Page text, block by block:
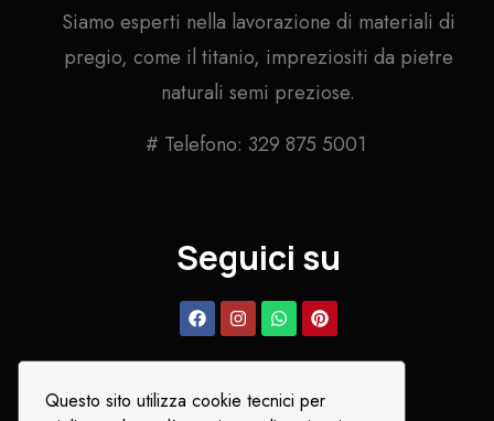
Questo sito utilizza cookie tecnici per
Siamo esperti nella lavorazione di materiali di
pregio, come il titanio, impreziositi da pietre
naturali semi preziose.
# Telefono: 329 875 5001
Seguici su